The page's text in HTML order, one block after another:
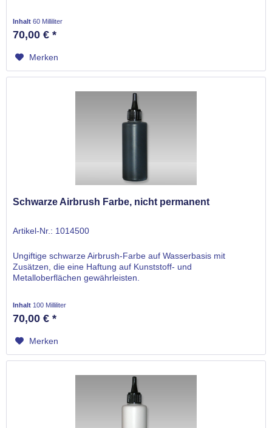
Inhalt60 Milliliter
70,00 € *
Merken
Schwarze Airbrush Farbe, nicht permanent
Artikel-Nr.: 1014500
Ungiftige schwarze Airbrush-Farbe auf Wasserbasis mit
Zusätzen, die eine Haftung auf Kunststoff- und
Metalloberflächen gewährleisten.
Inhalt 100 Milliliter
70,00 € *
Merken